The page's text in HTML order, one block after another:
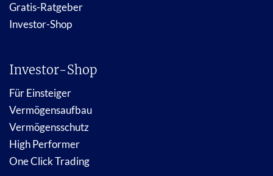
Gratis-Ratgeber
Investor-Shop
Investor-Shop
Für Einsteiger
Vermögensaufbau
Vermögensschutz
High Performer
One Click Trading